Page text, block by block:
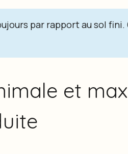
par rapport au sol
et